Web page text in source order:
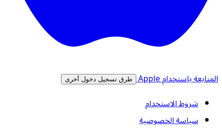
المتابعة باستخدام Apple طرق تسجيل دخول أخرى
شروط الاستخدام
سياسة الخصوصية